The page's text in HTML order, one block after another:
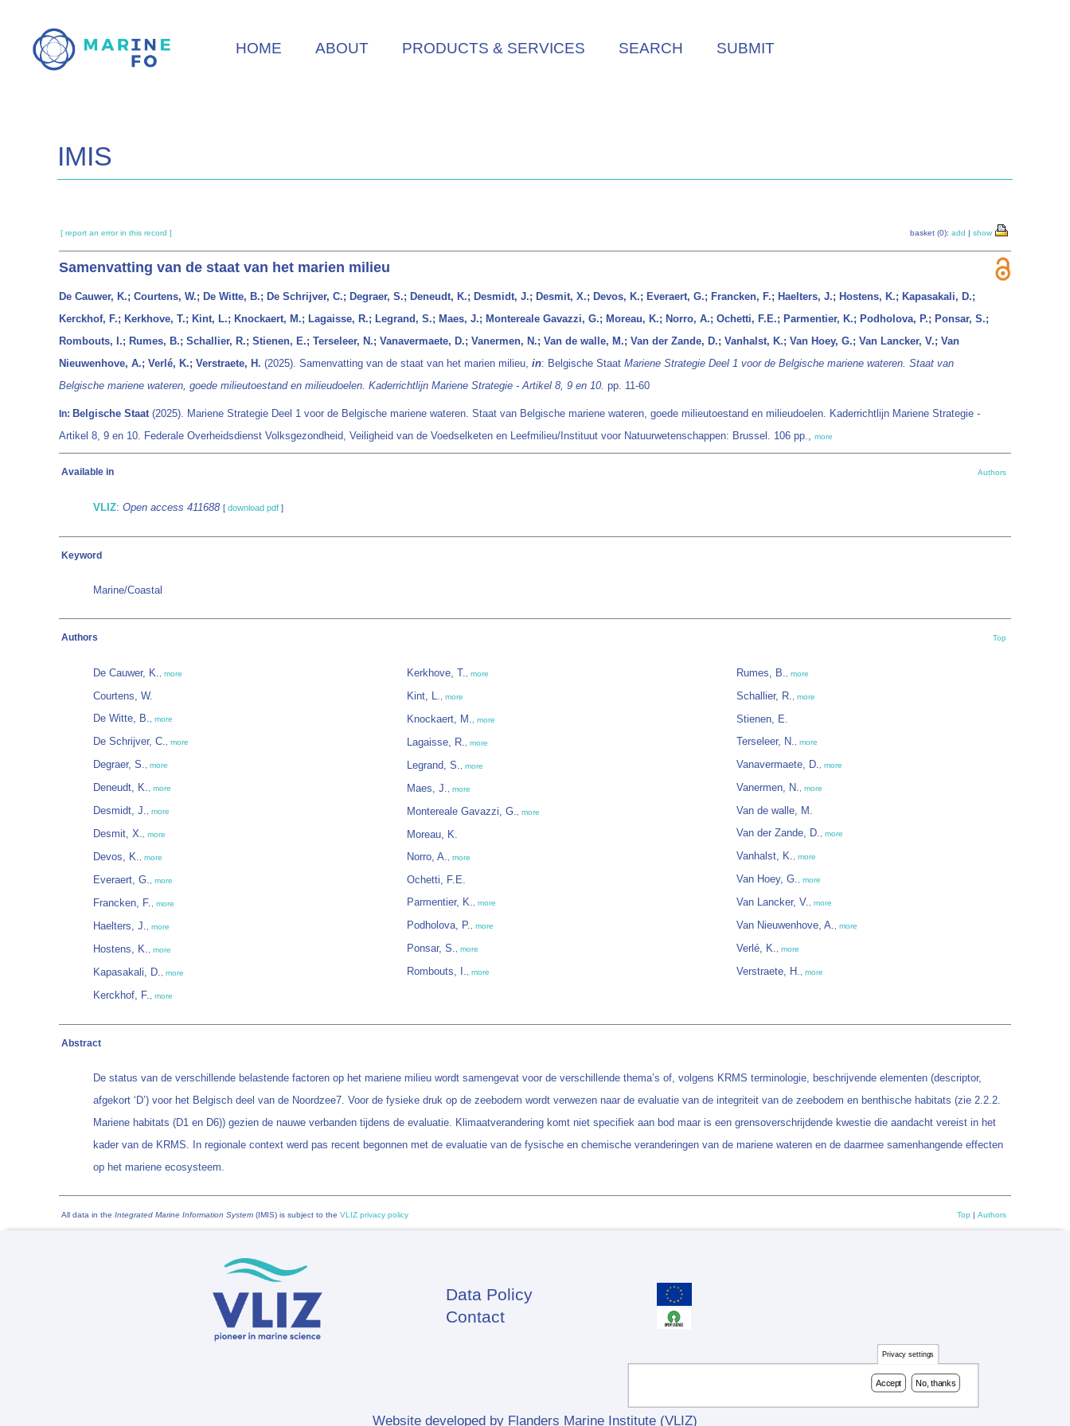
main
HOME ABOUT PRODUCTS & SERVICES SEARCH SUBMIT
IMIS
[ report an error in this record ] basket (0): add | show
Samenvatting van de staat van het marien milieu
De Cauwer, K.; Courtens, W.; De Witte, B.; De Schrijver, C.; Degraer, S.; Deneudt, K.; Desmidt, J.; Desmit, X.; Devos, K.; Everaert, G.; Francken, F.; Haelters, J.; Hostens, K.; Kapasakali, D.;
Kerckhof, F.; Kerkhove, T.; Kint, L.; Knockaert, M.; Lagaisse, R.; Legrand, S.; Maes, J.; Montereale Gavazzi, G.; Moreau, K.; Norro, A.; Ochetti, F.E.; Parmentier, K.; Podholova, P.; Ponsar, S.;
Rombouts, I.; Rumes, B.; Schallier, R.; Stienen, E.; Terseleer, N.; Vanavermaete, D.; Vanermen, N.; Van de walle, M.; Van der Zande, D.; Vanhalst, K.; Van Hoey, G.; Van Lancker, V.; Van
Nieuwenhove, A.; Verlé, K.; Verstraete, H. (2025). Samenvatting van de staat van het marien milieu, in: Belgische Staat Mariene Strategie Deel 1 voor de Belgische mariene wateren. Staat van
Belgische mariene wateren, goede milieutoestand en milieudoelen. Kaderrichtlijn Mariene Strategie - Artikel 8, 9 en 10. pp. 11-60
In: Belgische Staat(2025). Mariene Strategie Deel 1 voor de Belgische mariene wateren. Staat van Belgische mariene wateren, goede milieutoestand en milieudoelen. Kaderrichtlijn Mariene Strategie -
Artikel 8, 9 en 10. Federale Overheidsdienst Volksgezondheid, Veiligheid van de Voedselketen en Leefmilieu/Instituut voor Natuurwetenschappen: Brussel. 106 pp., more
Available in Authors
VLIZ: Open access 411688 [ download pdf ]
Keyword
Marine/Coastal
Authors Top
De Cauwer, K. more
Courtens, W.
De Witte, B.
more
De Schrijver, C. more
Degraer, S. more
Deneudt, K. more
Desmidt, J. more
Desmit, X. more
Devos, K. more
Everaert, G. more
Francken, F. more
Haelters, J. more
Hostens, K. more
Kapasakali, D. more
Kerckhof, F. more
Kerkhove, T. more
Kint, L. more
Knockaert, M. more
Lagaisse, R. more
Legrand, S. more
Maes, J. more
Montereale Gavazzi, G. more
Moreau, K.
Norro, A.
more
Ochetti, F.E.
Parmentier, K.
more
Podholova, P. more
Ponsar, S. more
Rombouts, I. more
Rumes, B. more
Schallier, R. more
Stienen, E.
Terseleer, N.
more
Vanavermaete, D. more
Vanermen, N. more
Van de walle, M.
Van der Zande, D.
more
Vanhalst, K. more
Van Hoey, G. more
Van Lancker, V. more
Van Nieuwenhove, A. more
Verlé, K. more
Verstraete, H. more
Abstract
De status van de verschillende belastende factoren op het mariene milieu wordt samengevat voor de verschillende thema’s of, volgens KRMS terminologie, beschrijvende elementen (descriptor,
afgekort ‘D’) voor het Belgisch deel van de Noordzee7. Voor de fysieke druk op de zeebodem wordt verwezen naar de evaluatie van de integriteit van de zeebodem en benthische habitats (zie 2.2.2.
Mariene habitats (D1 en D6)) gezien de nauwe verbanden tijdens de evaluatie. Klimaatverandering komt niet specifiek aan bod maar is een grensoverschrijdende kwestie die aandacht vereist in het
kader van de KRMS. In regionale context werd pas recent begonnen met de evaluatie van de fysische en chemische veranderingen van de mariene wateren en de daarmee samenhangende effecten
op het mariene ecosysteem.
All data in the Integrated Marine Information System (IMIS) is subject to the VLIZ privacy policy Top | Authors
Footer
Data Policy
Contact
Website developed by Flanders Marine Institute (VLIZ)
Privacy settings
Accept No, thanks